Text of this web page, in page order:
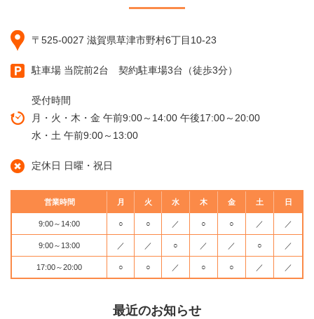
〒525-0027 滋賀県草津市野村6丁目10-23
駐車場 当院前2台 契約駐車場3台（徒歩3分）
受付時間
月・火・木・金 午前9:00～14:00 午後17:00～20:00
水・土 午前9:00～13:00
定休日 日曜・祝日
営業時間 月 火 水 木 金 土 日
9:00～14:00 ○ ○ ／ ○ ○ ／ ／
9:00～13:00 ／ ／ ○ ／ ／ ○ ／
17:00～20:00 ○ ○ ／ ○ ○ ／ ／
最近のお知らせ